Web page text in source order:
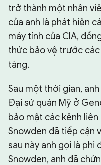
trở thành một nhân
của anh là phát hiện
máy tính của CIA,
thức bảo vệ trước
tàng.
Sau một thời gian,
Đại sứ quán Mỹ ở
bảo mật các kênh liên
Snowden đã tiếp cận
sau này anh gọi là phi
Snowden, anh đã